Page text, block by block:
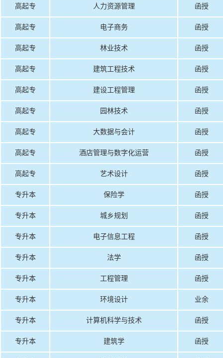
高起专 人力资源管理 函授
高起专 电子商务 函授
高起专 林业技术 函授
高起专 建筑工程技术 函授
高起专 建设工程管理 函授
高起专 园林技术 函授
高起专 大数据与会计 函授
高起专 酒店管理与数字化运营 函授
高起专 艺术设计 函授
专升本 保险学 函授
专升本 城乡规划 函授
专升本 电子信息工程 函授
专升本 法学 函授
专升本 工程管理 函授
专升本 环境设计 业余
专升本 计算机科学与技术 函授
专升本 建筑学 函授